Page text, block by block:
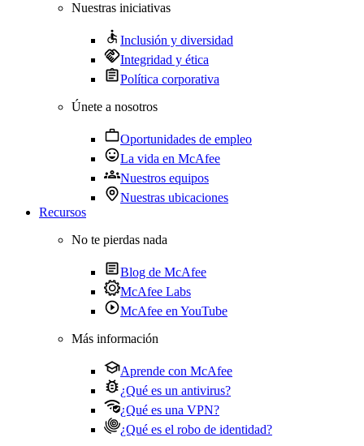
Nuestras iniciativas
Inclusión y diversidad
Integridad y ética
Política corporativa
Únete a nosotros
Oportunidades de empleo
La vida en McAfee
Nuestros equipos
Nuestras ubicaciones
Recursos
No te pierdas nada
Blog de McAfee
McAfee Labs
McAfee en YouTube
Más información
Aprende con McAfee
¿Qué es un antivirus?
¿Qué es una VPN?
¿Qué es el robo de identidad?